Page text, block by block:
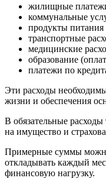
жилищные
коммунальные
продукты питания
транспортные
медицинские
образование
платежи по
Эти расходы
жизни и обеспечения
В обязательные
на имущество и
Примерные суммы
откладывать каждый
финансовую нагрузку.